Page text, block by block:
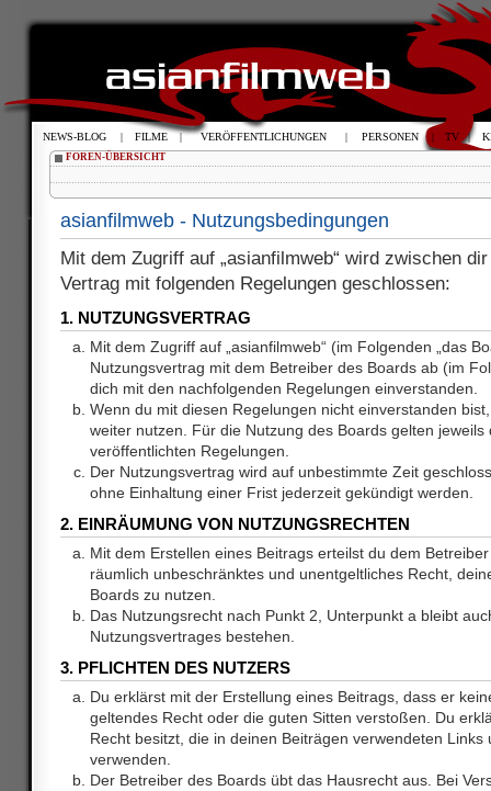
FOREN-ÜBERSICHT
asianfilmweb - Nutzungsbedingungen
Mit dem Zugriff auf „asianfilmweb“ wird zwischen
Vertrag mit folgenden Regelungen geschlossen:
1. NUTZUNGSVERTRAG
Mit dem Zugriff auf „asianfilmweb“ (im Folgenden „das
Nutzungsvertrag mit dem Betreiber des Boards ab (im
dich mit den nachfolgenden Regelungen einverstanden.
Wenn du mit diesen Regelungen nicht einverstanden
weiter nutzen. Für die Nutzung des Boards gelten jeweils
veröffentlichten Regelungen.
Der Nutzungsvertrag wird auf unbestimmte Zeit
ohne Einhaltung einer Frist jederzeit gekündigt werden.
2. EINRÄUMUNG VON NUTZUNGSRECHTEN
Mit dem Erstellen eines Beitrags erteilst du dem
räumlich unbeschränktes und unentgeltliches Recht,
Boards zu nutzen.
Das Nutzungsrecht nach Punkt 2, Unterpunkt a bleibt
Nutzungsvertrages bestehen.
3. PFLICHTEN DES NUTZERS
Du erklärst mit der Erstellung eines Beitrags, dass er
geltendes Recht oder die guten Sitten verstoßen. Du
Recht besitzt, die in deinen Beiträgen verwendeten Links
verwenden.
Der Betreiber des Boards übt das Hausrecht aus. Bei
NEWS-BLOG | FILME | VERÖFFENTLICHUNGEN | PERSONEN | TV |